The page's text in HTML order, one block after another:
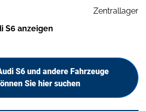
Zentrallager
S6 anzeigen
S6 und andere Fahrzeuge
Sie hier suchen